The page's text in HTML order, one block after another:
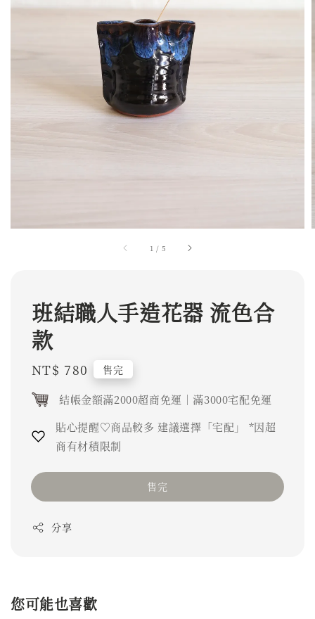
1 / 5
班結職人手造花器 流色合
款
Regular
price
NT$ 780 售完
結帳金額滿2000超商免運｜滿3000宅配免運
貼心提醒♡商品較多 建議選擇「宅配」 *因超
商有材積限制
售完
分享
您可能也喜歡